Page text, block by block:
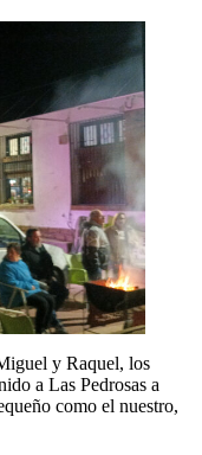
y Raquel, los
a Las Pedrosas a
como el nuestro,